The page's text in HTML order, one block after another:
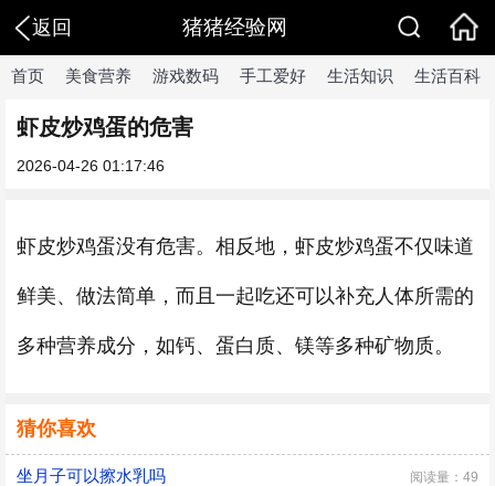
返回 猪猪经验网
首页 美食营养 游戏数码 手工爱好 生活知识 生活百科
虾皮炒鸡蛋的危害
2026-04-26 01:17:46
虾皮炒鸡蛋没有危害。相反地，虾皮炒鸡蛋不仅味道
鲜美、做法简单，而且一起吃还可以补充人体所需的
多种营养成分，如钙、蛋白质、镁等多种矿物质。
猜你喜欢
坐月子可以擦水乳吗 阅读量：49